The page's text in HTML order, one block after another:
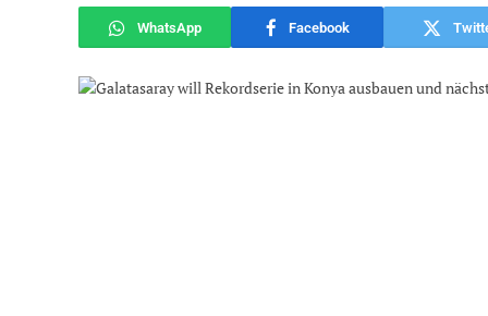
WhatsApp Facebook